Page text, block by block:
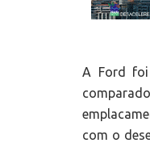
A Ford foi
com o